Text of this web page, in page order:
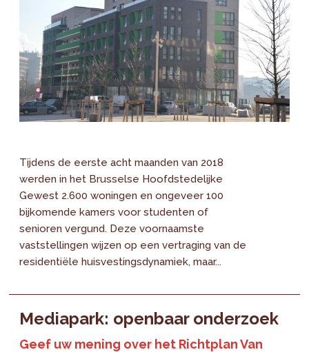
Tijdens de eerste acht maanden van 2018
werden in het Brusselse Hoofdstedelijke
Gewest 2.600 woningen en ongeveer 100
bijkomende kamers voor studenten of
senioren vergund. Deze voornaamste
vaststellingen wijzen op een vertraging van de
residentiële huisvestingsdynamiek, maar...
Mediapark: openbaar onderzoek
Geef uw mening over het Richtplan Van